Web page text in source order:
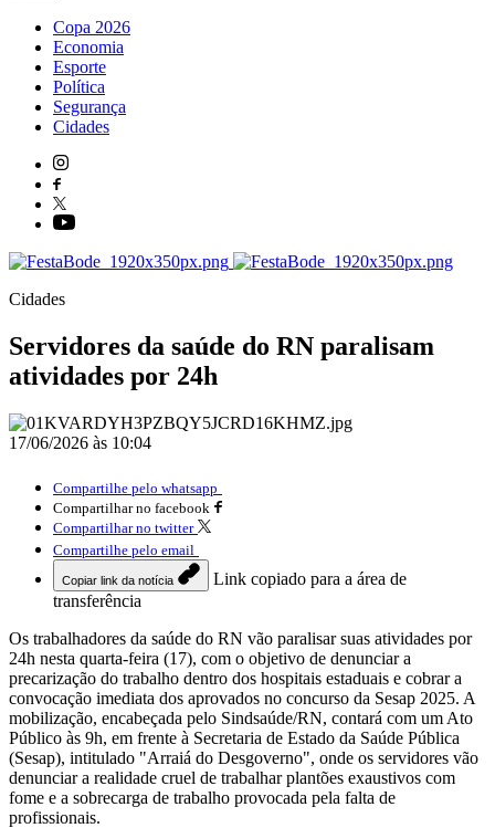
Copa 2026
Economia
Esporte
Política
Segurança
Cidades
Cidades
Servidores da saúde do RN paralisam
atividades por 24h
17/06/2026 às 10:04
Compartilhe pelo whatsapp
Compartilhar no facebook
Compartilhar no twitter
Compartilhe pelo email
Copiar link da notícia
Link copiado para a área de
transferência
Os trabalhadores da saúde do RN vão paralisar suas atividades por
24h nesta quarta-feira (17), com o objetivo de denunciar a
precarização do trabalho dentro dos hospitais estaduais e cobrar a
convocação imediata dos aprovados no concurso da Sesap 2025. A
mobilização, encabeçada pelo Sindsaúde/RN, contará com um Ato
Público às 9h, em frente à Secretaria de Estado da Saúde Pública
(Sesap), intitulado "Arraiá do Desgoverno", onde os servidores vão
denunciar a realidade cruel de trabalhar plantões exaustivos com
fome e a sobrecarga de trabalho provocada pela falta de
profissionais.